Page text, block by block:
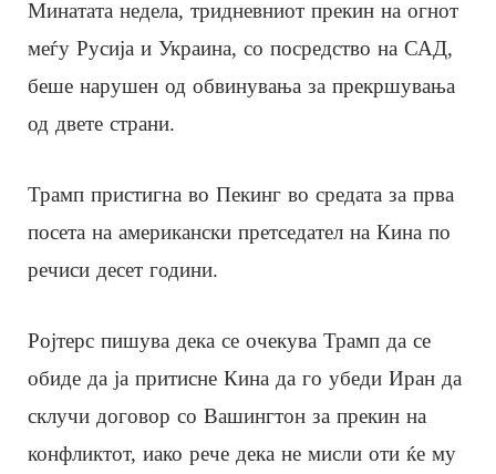
Минатата недела, тридневниот прекин на огнот
меѓу Русија и Украина, со посредство на САД,
беше нарушен од обвинувања за прекршувања
од двете страни.
Трамп пристигна во Пекинг во средата за прва
посета на американски претседател на Кина по
речиси десет години.
Ројтерс пишува дека се очекува Трамп да се
обиде да ја притисне Кина да го убеди Иран да
склучи договор со Вашингтон за прекин на
конфликтот, иако рече дека не мисли оти ќе му